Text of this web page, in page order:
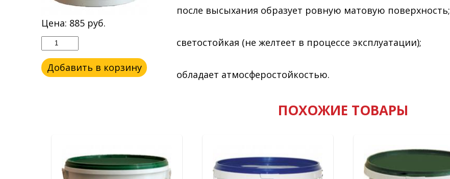
Цена: 885 руб.
Добавить в корзину
после высыхания образует ровную матовую поверхность;
светостойкая (не желтеет в процессе эксплуатации);
обладает атмосферостойкостью.
ПОХОЖИЕ ТОВАРЫ